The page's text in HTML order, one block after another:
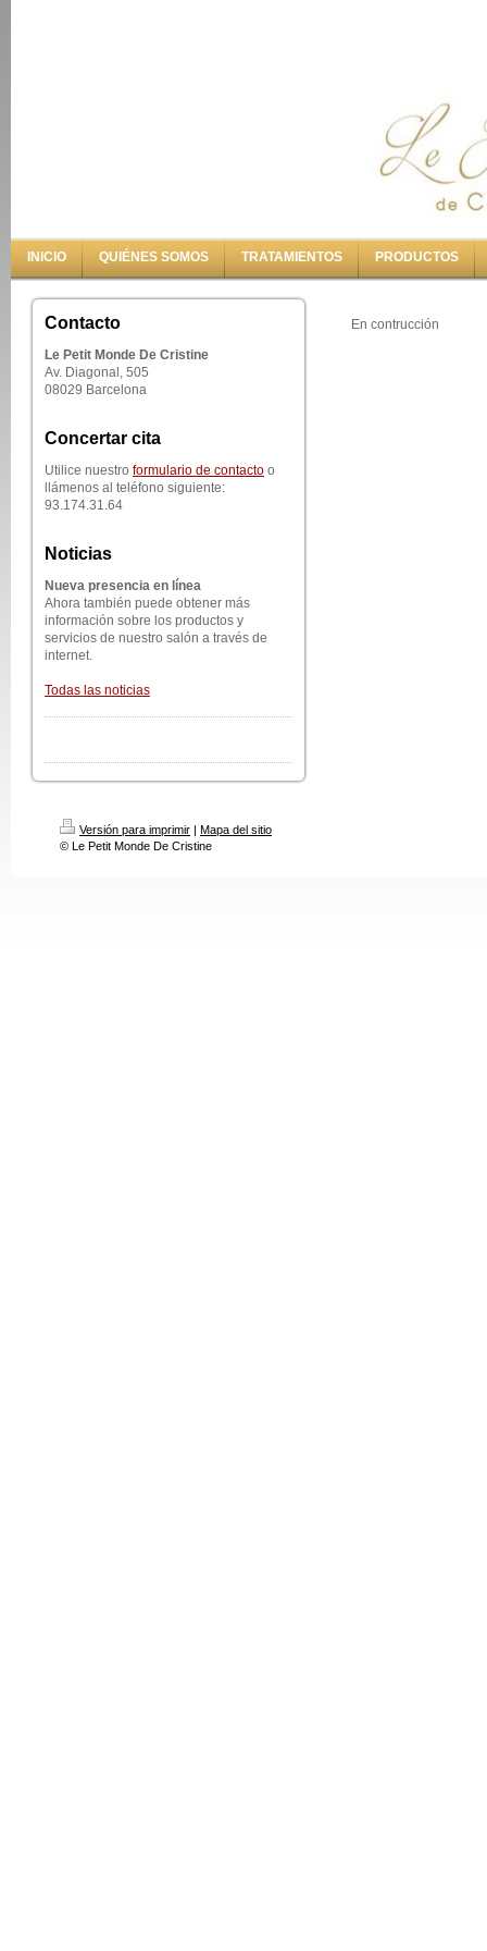
INICIO QUIÉNES SOMOS TRATAMIENTOS PRODUCTOS
Contacto
Le Petit Monde De Cristine
Av. Diagonal, 505
08029 Barcelona
Concertar cita
Utilice nuestro formulario de contacto o
llámenos al teléfono siguiente:
93.174.31.64
Noticias
Nueva presencia en línea
Ahora también puede obtener más
información sobre los productos y
servicios de nuestro salón a través de
internet.
Todas las noticias
En contrucción
Versión para imprimir | Mapa del sitio
© Le Petit Monde De Cristine